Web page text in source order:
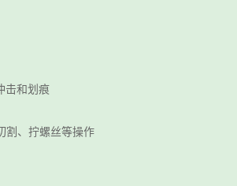
击和划痕
割、拧螺丝等操作